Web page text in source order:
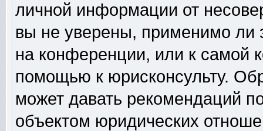
личной информации от
вы не уверены, применимо ли
на конференции, или к самой
помощью к юрисконсульту.
может давать рекомендаций
объектом юридических